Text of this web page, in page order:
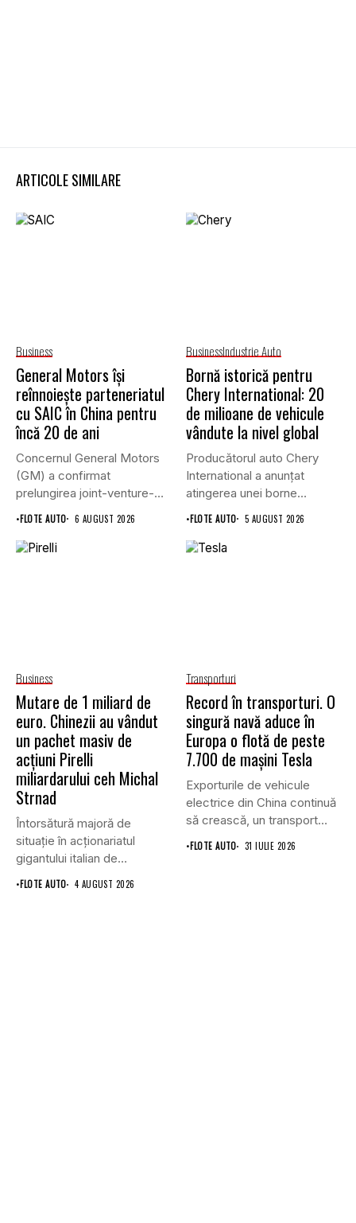
ARTICOLE SIMILARE
Business
General Motors își
reînnoiește parteneriatul
cu SAIC în China pentru
încă 20 de ani
Concernul General Motors
(GM) a confirmat
prelungirea joint-venture-
ului său cu grupul chinez...
•FLOTE AUTO 6 AUGUST 2026
BusinessIndustrie Auto
Bornă istorică pentru
Chery International: 20
de milioane de vehicule
vândute la nivel global
Producătorul auto Chery
International a anunțat
atingerea unei borne
istorice în industria...
•FLOTE AUTO 5 AUGUST 2026
Business
Mutare de 1 miliard de
euro. Chinezii au vândut
un pachet masiv de
acțiuni Pirelli
miliardarului ceh Michal
Strnad
Întorsătură majoră de
situație în acționariatul
gigantului italian de
anvelope Pirelli.
•FLOTE AUTO 4 AUGUST 2026
Transporturi
Record în transporturi. O
singură navă aduce în
Europa o flotă de peste
7.700 de mașini Tesla
Exporturile de vehicule
electrice din China continuă
să crească, un transport
record...
•FLOTE AUTO 31 IULIE 2026